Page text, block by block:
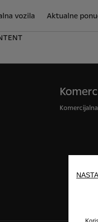
vozila Aktualne